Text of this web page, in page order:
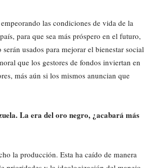
las condiciones de vida de la
para que sea más próspero en el futuro,
usados para mejorar el bienestar social
que los gestores de fondos inviertan en
más aún si los mismos anuncian que
La era del oro negro, ¿acabará más
la producción. Esta ha caído de manera